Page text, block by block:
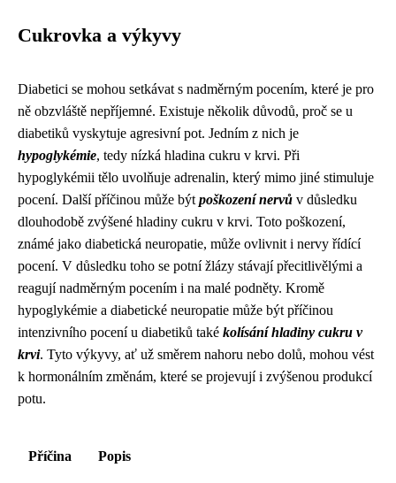
Cukrovka a výkyvy
Diabetici se mohou setkávat s nadměrným pocením, které je pro
ně obzvláště nepříjemné. Existuje několik důvodů, proč se u
diabetiků vyskytuje agresivní pot. Jedním z nich je
hypoglykémie, tedy nízká hladina cukru v krvi. Při
hypoglykémii tělo uvolňuje adrenalin, který mimo jiné stimuluje
pocení. Další příčinou může být poškození nervů v důsledku
dlouhodobě zvýšené hladiny cukru v krvi. Toto poškození,
známé jako diabetická neuropatie, může ovlivnit i nervy řídící
pocení. V důsledku toho se potní žlázy stávají přecitlivělými a
reagují nadměrným pocením i na malé podněty. Kromě
hypoglykémie a diabetické neuropatie může být příčinou
intenzivního pocení u diabetiků také kolísání hladiny cukru v
krvi. Tyto výkyvy, ať už směrem nahoru nebo dolů, mohou vést
k hormonálním změnám, které se projevují i zvýšenou produkcí
potu.
Příčina Popis